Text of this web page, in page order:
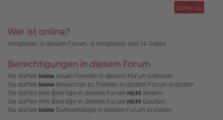
g
Gehe zu
Wer ist online?
Mitglieder in diesem Forum: 0 Mitglieder und 14 Gäste
Berechtigungen in diesem Forum
Sie dürfen keine neuen Themen in diesem Forum erstellen.
Sie dürfen keineAntworten zu Themen in diesem Forum erstellen.
Sie dürfen Ihre Beiträge in diesem Forum nicht ändern.
Sie dürfen Ihre Beiträge in diesem Forum nicht löschen.
Sie dürfen keine Dateianhänge in diesem Forum erstellen.